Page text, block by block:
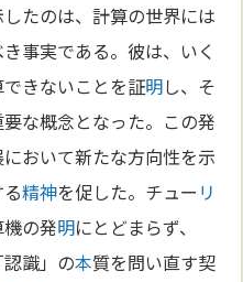
たのは、計算の世界には
事実である。彼は、いく
きないことを証明し、そ
な概念となった。この発
おいて新たな方向性を示
る精神を促した。チュー リ
の発明にとどまらず、
認識」の本質を問い直す契